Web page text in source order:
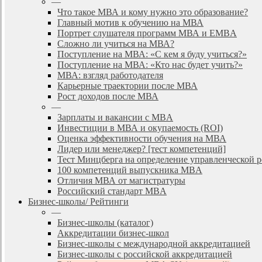
Что такое МВА и кому нужно это образование?
Главный мотив к обучению на МВА
Портрет слушателя программ МВА и EMBA
Сложно ли учиться на МВА?
Поступление на МВА: «С кем я буду учиться?»
Поступление на МВА: «Кто нас будет учить?»
МВА: взгляд работодателя
Карьерные траектории после МВА
Рост доходов после МВА
—
Зарплаты и вакансии с MBA
Инвестиции в МВА и окупаемость (ROI)
Оценка эффективности обучения на МВА
Лидер или менеджер? [тест компетенций]
Тест Минцберга на определение управленческой
100 компетенций выпускника MBA
Отличия МВА от магистратуры
Российский стандарт MBA
Бизнес-школы/ Рейтинги
—
Бизнес-школы (каталог)
Аккредитации бизнес-школ
Бизнес-школы с международной аккредитацией
Бизнес-школы с российской аккредитацией